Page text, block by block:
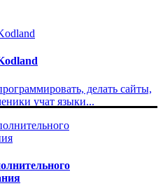
делать сайты,
учат языки...